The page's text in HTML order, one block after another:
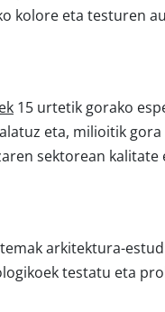
kolore eta testuren
ek 15 urtetik gorako
eta, milioitik
sektorean kalitate
arkitektura-
testatu eta